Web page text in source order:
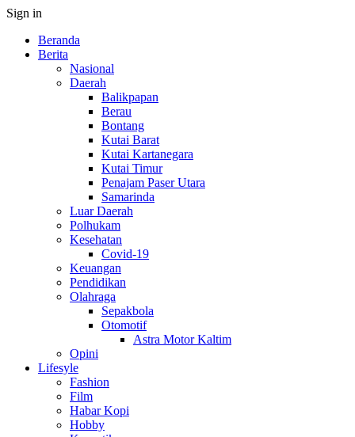
Sign in
Beranda
Berita
Nasional
Daerah
Balikpapan
Berau
Bontang
Kutai Barat
Kutai Kartanegara
Kutai Timur
Penajam Paser Utara
Samarinda
Luar Daerah
Polhukam
Kesehatan
Covid-19
Keuangan
Pendidikan
Olahraga
Sepakbola
Otomotif
Astra Motor Kaltim
Opini
Lifesyle
Fashion
Film
Habar Kopi
Hobby